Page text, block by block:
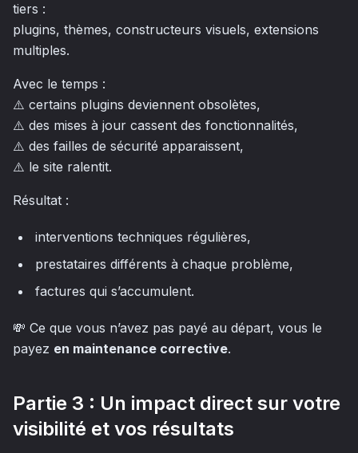
tiers :
plugins, thèmes, constructeurs visuels, extensions
multiples.
Avec le temps :
⚠️ certains plugins deviennent obsolètes,
⚠️ des mises à jour cassent des fonctionnalités,
⚠️ des failles de sécurité apparaissent,
⚠️ le site ralentit.
Résultat :
interventions techniques régulières,
prestataires différents à chaque problème,
factures qui s’accumulent.
💸 Ce que vous n’avez pas payé au départ, vous le
payez en maintenance corrective.
Partie 3 : Un impact direct sur votre
visibilité et vos résultats